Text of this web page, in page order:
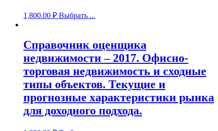
1,800.00 ₽ Выбрать ...
Справочник оценщика
недвижимости – 2017. Офисно-
торговая недвижимость и сходные
типы объектов. Текущие и
прогнозные характеристики рынка
для доходного подхода.